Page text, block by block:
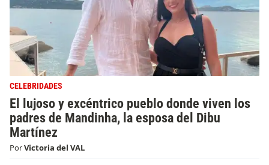
CELEBRIDADES
El lujoso y excéntrico pueblo donde viven los
padres de Mandinha, la esposa del Dibu
Martínez
PorVictoria del VAL